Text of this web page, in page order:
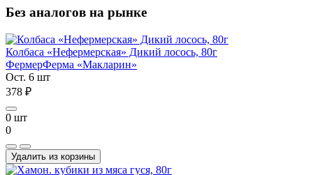
Без аналогов на рынке
Колбаса «Нефермерская» Дикий лосось, 80г
ФермерФерма «Макларин»
Ост. 6 шт
378 ₽
0 шт
0
Удалить из корзины